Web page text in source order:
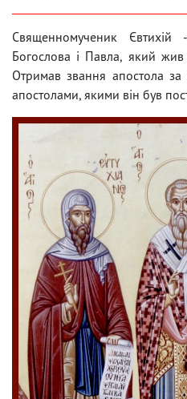
Священномученик Євтихій
Богослова і Павла, який
Отримав звання апостола
апостолами, якими він був